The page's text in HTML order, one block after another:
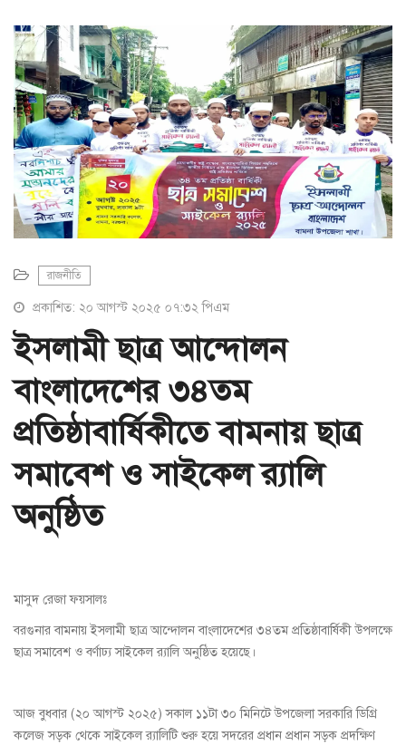
t
i
o
n
রাজনীতি
প্রকাশিত: ২০ আগস্ট ২০২৫ ০৭:৩২ পিএম
ইসলামী ছাত্র আন্দোলন
বাংলাদেশের ৩৪তম
প্রতিষ্ঠাবার্ষিকীতে বামনায় ছাত্র
সমাবেশ ও সাইকেল র‍্যালি
অনুষ্ঠিত
মাসুদ রেজা ফয়সালঃ
বরগুনার বামনায় ইসলামী ছাত্র আন্দোলন বাংলাদেশের ৩৪তম প্রতিষ্ঠাবার্ষিকী উপলক্ষে
ছাত্র সমাবেশ ও বর্ণাঢ্য সাইকেল র‍্যালি অনুষ্ঠিত হয়েছে।
আজ বুধবার (২০ আগস্ট ২০২৫) সকাল ১১টা ৩০ মিনিটে উপজেলা সরকারি ডিগ্রি
কলেজ সড়ক থেকে সাইকেল র‍্যালিটি শুরু হয়ে সদরের প্রধান প্রধান সড়ক প্রদক্ষিণ